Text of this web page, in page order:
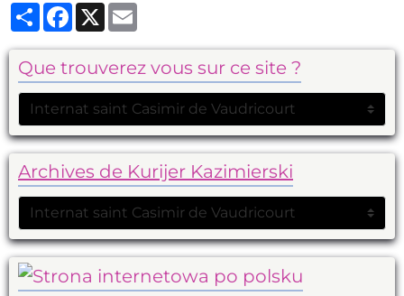
PartagerFacebook
X
Que trouverez vous sur ce site ?
Archives de Kurijer Kazimierski